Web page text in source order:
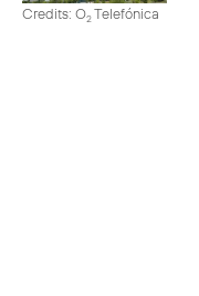
Credits: O2Telefónica